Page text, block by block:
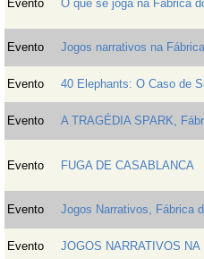
Evento O que se joga na Fábrica
Evento Jogos narrativos na
Evento 40 Elephants: O Caso de
Evento A TRAGÉDIA SPARK,
Evento FUGA DE CASABLANCA
Evento Jogos Narrativos, Fábrica
Evento JOGOS NARRATIVOS